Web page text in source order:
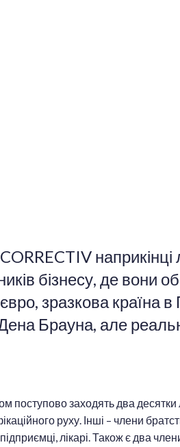
бізнесу, де вони
зразкова країна в
Брауна, але
поступово заходять два
руху. Інші – члени
лікарі. Також є два